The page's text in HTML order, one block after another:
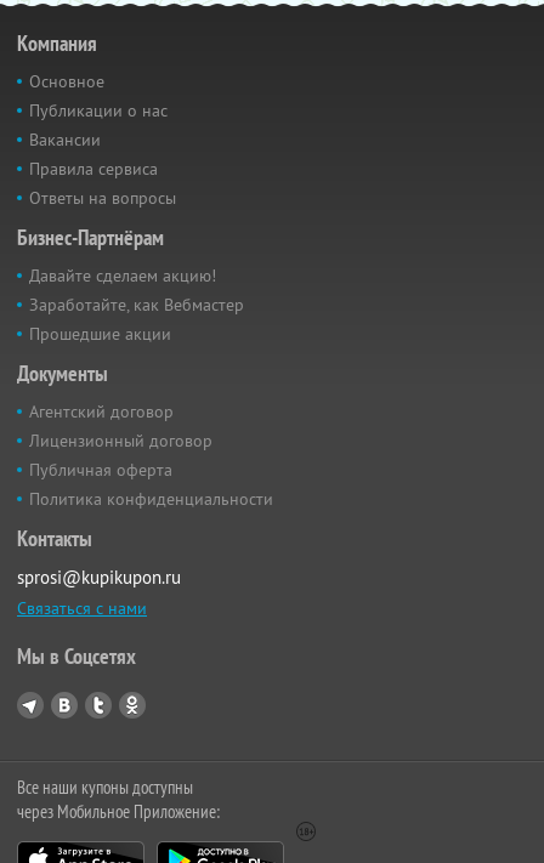
Компания
Основное
Публикации о нас
Вакансии
Правила сервиса
Ответы на вопросы
Бизнес-Партнёрам
Давайте сделаем акцию!
Заработайте, как Вебмастер
Прошедшие акции
Документы
Агентский договор
Лицензионный договор
Публичная оферта
Политика конфиденциальности
Контакты
sprosi@kupikupon.ru
Связаться с нами
Мы в Соцсетях
Все наши купоны доступны
через Мобильное Приложение: